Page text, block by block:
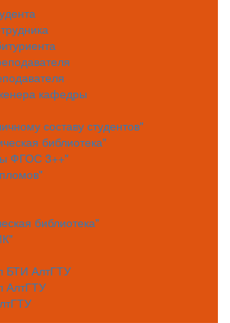
кафедры
составу студентов"
библиотека"
ФГОС 3++"
библиотека"
БТИ АлтГТУ
АлтГТУ